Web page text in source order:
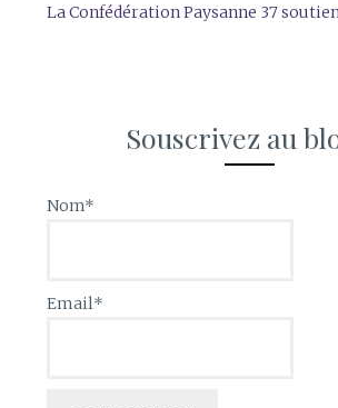
La Confédération Paysanne 37
Souscrivez au
Nom*
Email*